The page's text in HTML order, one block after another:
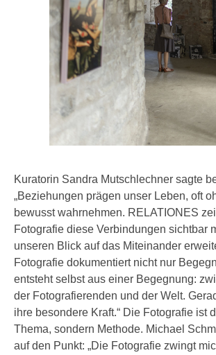
Kuratorin Sandra Mutschlechner sagte
„Beziehungen prägen unser Leben, oft
bewusst wahrnehmen. RELATIONES
Fotografie diese Verbindungen sichtbar
unseren Blick auf das Miteinander
Fotografie dokumentiert nicht nur
entsteht selbst aus einer Begegnung:
der Fotografierenden und der Welt.
ihre besondere Kraft.“ Die Fotografie ist
Thema, sondern Methode. Michael
auf den Punkt: „Die Fotografie zwingt